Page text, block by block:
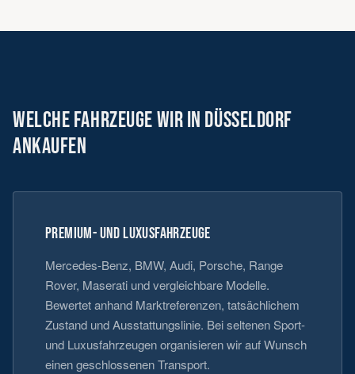
WELCHE FAHRZEUGE WIR IN DÜSSELDORF
ANKAUFEN
PREMIUM- UND LUXUSFAHRZEUGE
Mercedes-Benz, BMW, Audi, Porsche, Range
Rover, Maserati und vergleichbare Modelle.
Bewertet anhand Marktreferenzen, tatsächlichem
Zustand und Ausstattungslinie. Bei seltenen Sport-
und Luxusfahrzeugen organisieren wir auf Wunsch
einen geschlossenen Transport.